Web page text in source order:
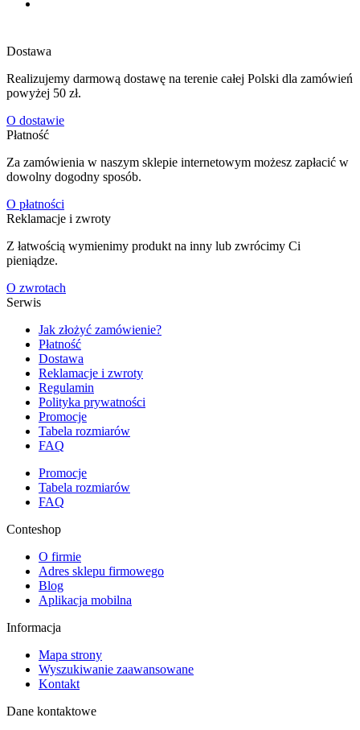
Dostawa
Realizujemy darmową dostawę na terenie całej Polski dla zamówień
powyżej 50 zł.
O dostawie
Płatność
Za zamówienia w naszym sklepie internetowym możesz zapłacić w
dowolny dogodny sposób.
O płatności
Reklamacje i zwroty
Z łatwością wymienimy produkt na inny lub zwrócimy Ci
pieniądze.
O zwrotach
Serwis
Jak złożyć zamówienie?
Płatność
Dostawa
Reklamacje i zwroty
Regulamin
Polityka prywatności
Promocje
Tabela rozmiarów
FAQ
Promocje
Tabela rozmiarów
FAQ
Conteshop
O firmie
Adres sklepu firmowego
Blog
Aplikacja mobilna
Informacja
Mapa strony
Wyszukiwanie zaawansowane
Kontakt
Dane kontaktowe